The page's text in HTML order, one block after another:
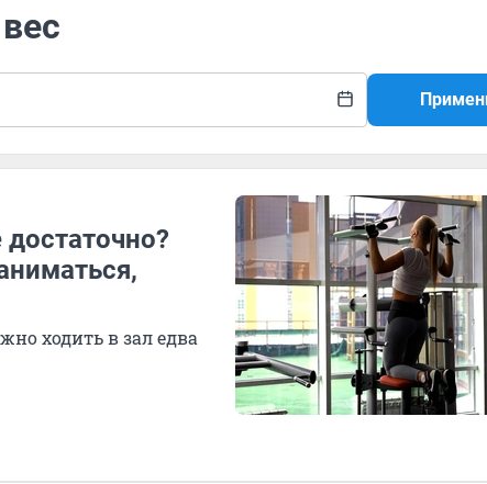
ходить в зал едва